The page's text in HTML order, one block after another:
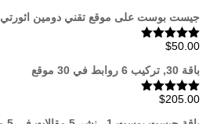
من
خلال
جيست بوست على موقع تقني دومين اثورتي 22 بيج اثورتي 46
تم التقييم
$50.00
باقة 30, تركيب 6 روابط في 30 موقع
تم التقييم
$205.00